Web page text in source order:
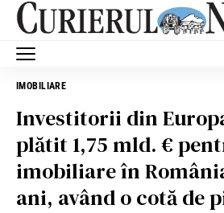
IMOBILIARE
Investitorii din
plătit 1,75 mld. €
imobiliare în
ani, având o cotă de